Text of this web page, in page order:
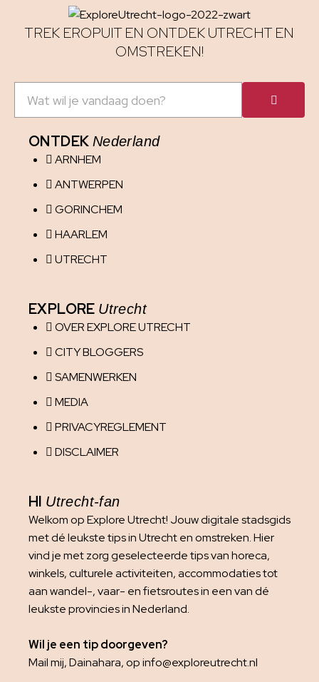
TREK EROPUIT EN ONTDEK UTRECHT EN
OMSTREKEN!
ONTDEK Nederland
ARNHEM
ANTWERPEN
GORINCHEM
HAARLEM
UTRECHT
EXPLORE Utrecht
OVER EXPLORE UTRECHT
CITY BLOGGERS
SAMENWERKEN
MEDIA
PRIVACYREGLEMENT
DISCLAIMER
HI Utrecht-fan
Welkom op Explore Utrecht! Jouw digitale stadsgids
met dé leukste tips in Utrecht en omstreken. Hier
vind je met zorg geselecteerde tips van horeca,
winkels, culturele activiteiten, accommodaties tot
aan wandel-, vaar- en fietsroutes in een van dé
leukste provincies in Nederland.
Wil je een tip doorgeven?
Mail mij, Dainahara, op info@exploreutrecht.nl